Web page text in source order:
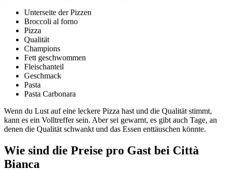
Unterseite der Pizzen
Broccoli al forno
Pizza
Qualität
Champions
Fett geschwommen
Fleischanteil
Geschmack
Pasta
Pasta Carbonara
Wenn du Lust auf eine leckere Pizza hast und die Qualität stimmt,
kann es ein Volltreffer sein. Aber sei gewarnt, es gibt auch Tage, an
denen die Qualität schwankt und das Essen enttäuschen könnte.
Wie sind die Preise pro Gast bei Città
Bianca